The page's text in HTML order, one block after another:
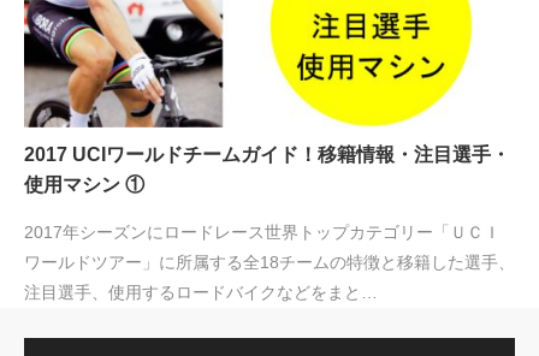
2017 UCIワールドチームガイド！移籍情報・注目選手・
使用マシン ①
2017年シーズンにロードレース世界トップカテゴリー「ＵＣＩ
ワールドツアー」に所属する全18チームの特徴と移籍した選手、
注目選手、使用するロードバイクなどをまと…